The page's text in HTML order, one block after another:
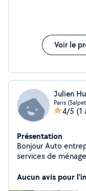
Voir le
Julien
Paris
4/5 (1
Présentation
Bonjour Auto entrepreneur dans le ménage . Des
services de ménage et
nous prendre soin
Aucun avis pour